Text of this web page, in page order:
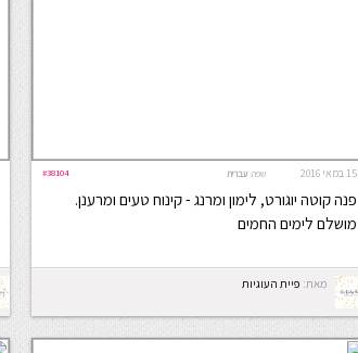
15 במאי 2016 #38104 שפה: עברית
פנה קוטה יוגורט, לימון ומרנג - קינוח טעים ומרענן.
מושלם לימים החמים
מאת: פיית העוגיות